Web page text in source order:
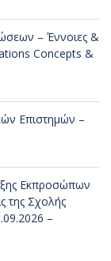
– Έννοιες &
Concepts &
Επιστημών –
Εκπροσώπων
της Σχολής
–